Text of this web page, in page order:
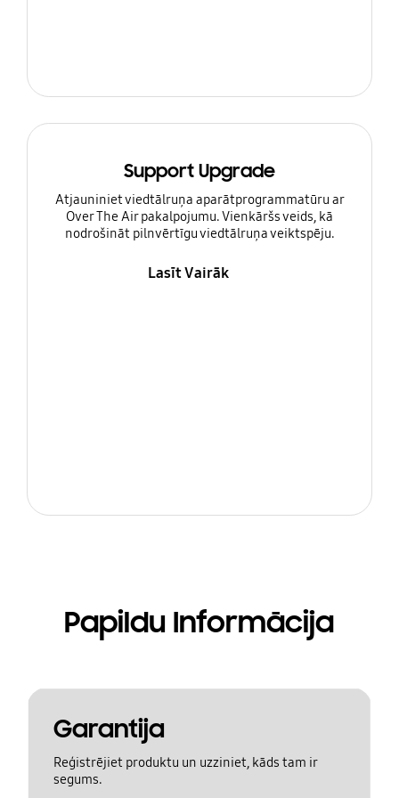
Support Upgrade
Atjauniniet viedtālruņa aparātprogrammatūru ar
Over The Air pakalpojumu. Vienkāršs veids, kā
nodrošināt pilnvērtīgu viedtālruņa veiktspēju.
Lasīt Vairāk
Papildu Informācija
Garantija
Reģistrējiet produktu un uzziniet, kāds tam ir
segums.